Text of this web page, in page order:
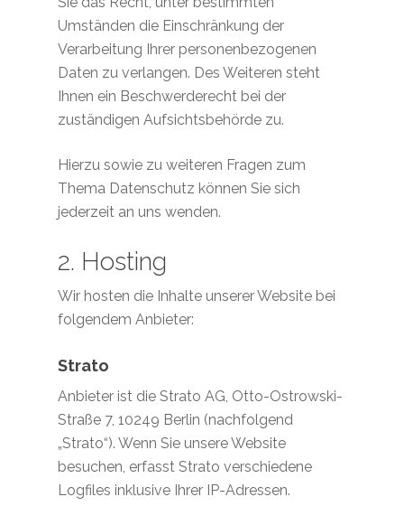
Umständen die Einschränkung der
Verarbeitung Ihrer personenbezogenen
Daten zu verlangen. Des Weiteren steht
Ihnen ein Beschwerderecht bei der
zuständigen Aufsichtsbehörde zu.
Hierzu sowie zu weiteren Fragen zum
Thema Datenschutz können Sie sich
jederzeit an uns wenden.
2. Hosting
Wir hosten die Inhalte unserer Website bei
folgendem Anbieter:
Strato
Anbieter ist die Strato AG, Otto-Ostrowski-
Straße 7, 10249 Berlin (nachfolgend
„Strato“). Wenn Sie unsere Website
besuchen, erfasst Strato verschiedene
Logfiles inklusive Ihrer IP-Adressen.